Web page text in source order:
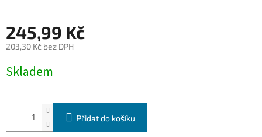
245,99 Kč
203,30 Kč bez DPH
cena:
Skladem
Přidat do košíku